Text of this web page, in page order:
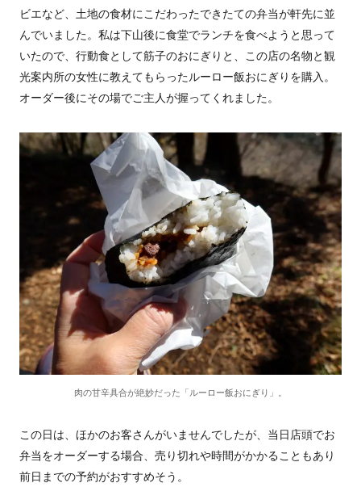
ビエなど、土地の食材にこだわったできたての弁当が軒先に並
んでいました。私は下山後に食堂でランチを食べようと思って
いたので、行動食として筋子のおにぎりと、この店の名物と観
光案内所の女性に教えてもらったルーロー飯おにぎりを購入。
オーダー後にその場でご主人が握ってくれました。
肉の甘辛具合が絶妙だった「ルーロー飯おにぎり」。
この日は、ほかのお客さんがいませんでしたが、当日店頭でお
弁当をオーダーする場合、売り切れや時間がかかることもあり
前日までの予約がおすすめそう。